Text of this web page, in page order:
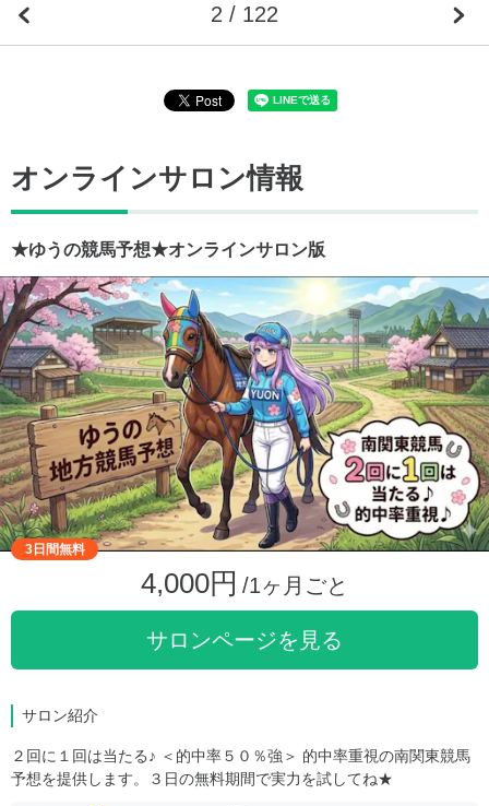
2 / 122
オンラインサロン情報
★ゆうの競馬予想★オンラインサロン版
3日間無料
4,000円 /1ヶ月ごと
サロンページを見る
サロン紹介
２回に１回は当たる♪ ＜的中率５０％強＞ 的中率重視の南関東競馬
予想を提供します。３日の無料期間で実力を試してね★